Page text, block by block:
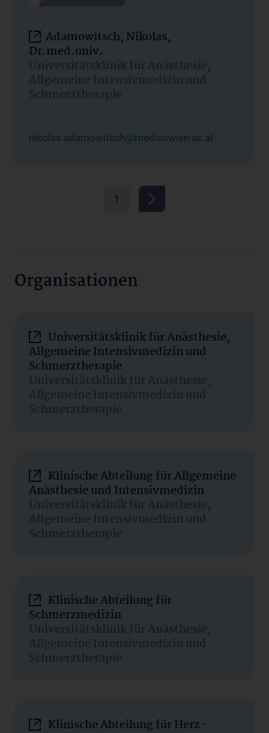
Adamowitsch, Nikolas,
Dr.med.univ.
Universitätsklinik für Anästhesie,
Allgemeine Intensivmedizin und
Schmerztherapie
nikolas.adamowitsch@meduniwien.ac.at
1
Organisationen
Universitätsklinik für Anästhesie,
Allgemeine Intensivmedizin und
Schmerztherapie
Universitätsklinik für Anästhesie,
Allgemeine Intensivmedizin und
Schmerztherapie
Klinische Abteilung für Allgemeine
Anästhesie und Intensivmedizin
Universitätsklinik für Anästhesie,
Allgemeine Intensivmedizin und
Schmerztherapie
Klinische Abteilung für
Schmerzmedizin
Universitätsklinik für Anästhesie,
Allgemeine Intensivmedizin und
Schmerztherapie
Klinische Abteilung für Herz-